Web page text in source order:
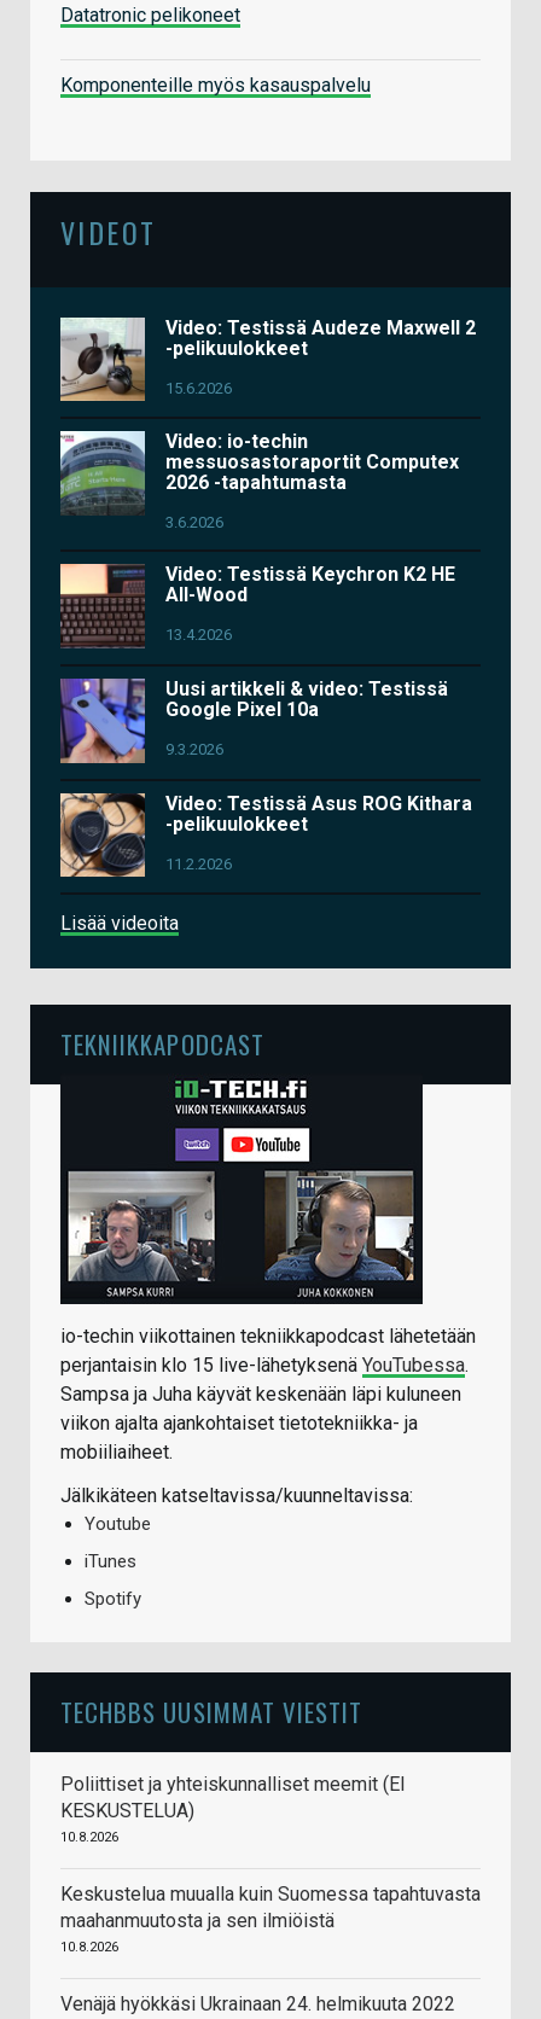
Datatronic pelikoneet
Komponenteille myös kasauspalvelu
VIDEOT
Video: Testissä Audeze Maxwell 2
-pelikuulokkeet
15.6.2026
Video: io-techin
messuosastoraportit Computex
2026 -tapahtumasta
3.6.2026
Video: Testissä Keychron K2 HE
All-Wood
13.4.2026
Uusi artikkeli & video: Testissä
Google Pixel 10a
9.3.2026
Video: Testissä Asus ROG Kithara
-pelikuulokkeet
11.2.2026
Lisää videoita
TEKNIIKKAPODCAST
io-techin viikottainen tekniikkapodcast lähetetään
perjantaisin klo 15 live-lähetyksenä YouTubessa.
Sampsa ja Juha käyvät keskenään läpi kuluneen
viikon ajalta ajankohtaiset tietotekniikka- ja
mobiiliaiheet.
Jälkikäteen katseltavissa/kuunneltavissa:
Youtube
iTunes
Spotify
TECHBBS UUSIMMAT VIESTIT
Poliittiset ja yhteiskunnalliset meemit (EI
KESKUSTELUA)
10.8.2026
Keskustelua muualla kuin Suomessa tapahtuvasta
maahanmuutosta ja sen ilmiöistä
10.8.2026
Venäjä hyökkäsi Ukrainaan 24. helmikuuta 2022